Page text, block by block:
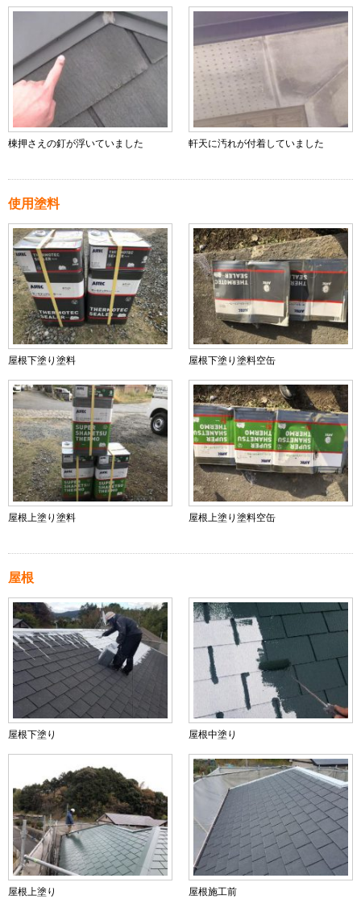
棟押さえの釘が浮いていました 軒天に汚れが付着していました
使用塗料
屋根下塗り塗料 屋根下塗り塗料空缶
屋根上塗り塗料 屋根上塗り塗料空缶
屋根
屋根下塗り 屋根中塗り
屋根上塗り 屋根施工前